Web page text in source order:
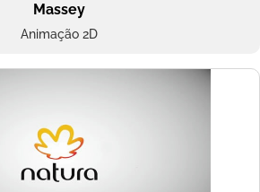
Massey
Animação 2D